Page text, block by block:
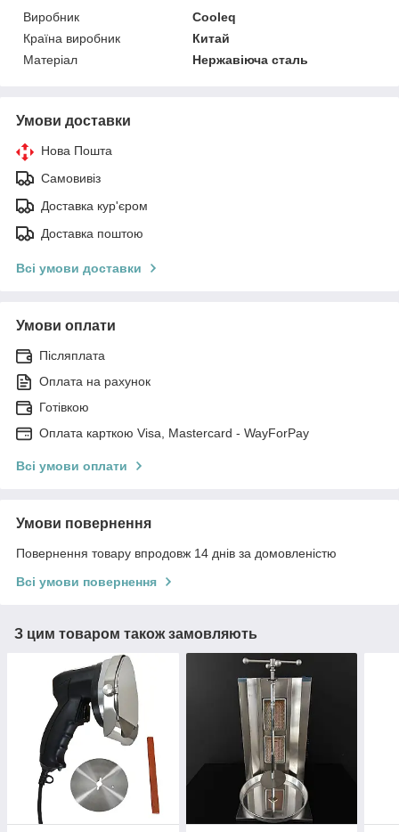
Виробник
Cooleq
Країна виробник
Китай
Матеріал
Нержавіюча сталь
Умови доставки
Нова Пошта
Самовивіз
Доставка кур'єром
Доставка поштою
Всі умови доставки
Умови оплати
Післяплата
Оплата на рахунок
Готівкою
Оплата карткою Visa, Mastercard - WayForPay
Всі умови оплати
Умови повернення
Повернення товару впродовж 14 днів за домовленістю
Всі умови повернення
З цим товаром також замовляють